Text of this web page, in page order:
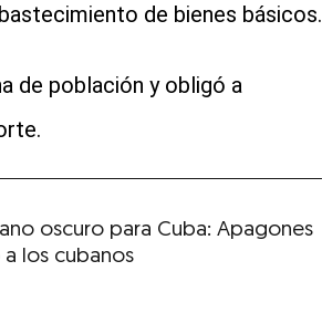
de bienes básicos.
de población y obligó a
oscuro para Cuba: Apagones
los cubanos